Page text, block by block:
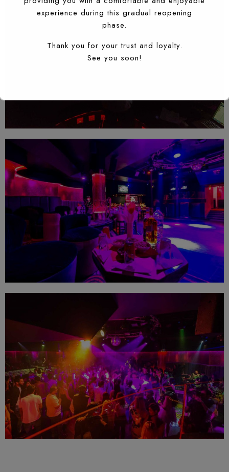
experience during this gradual reopening
phase.
Thank you for your trust and loyalty.
See you soon!